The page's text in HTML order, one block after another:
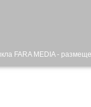
FARA MEDIA -